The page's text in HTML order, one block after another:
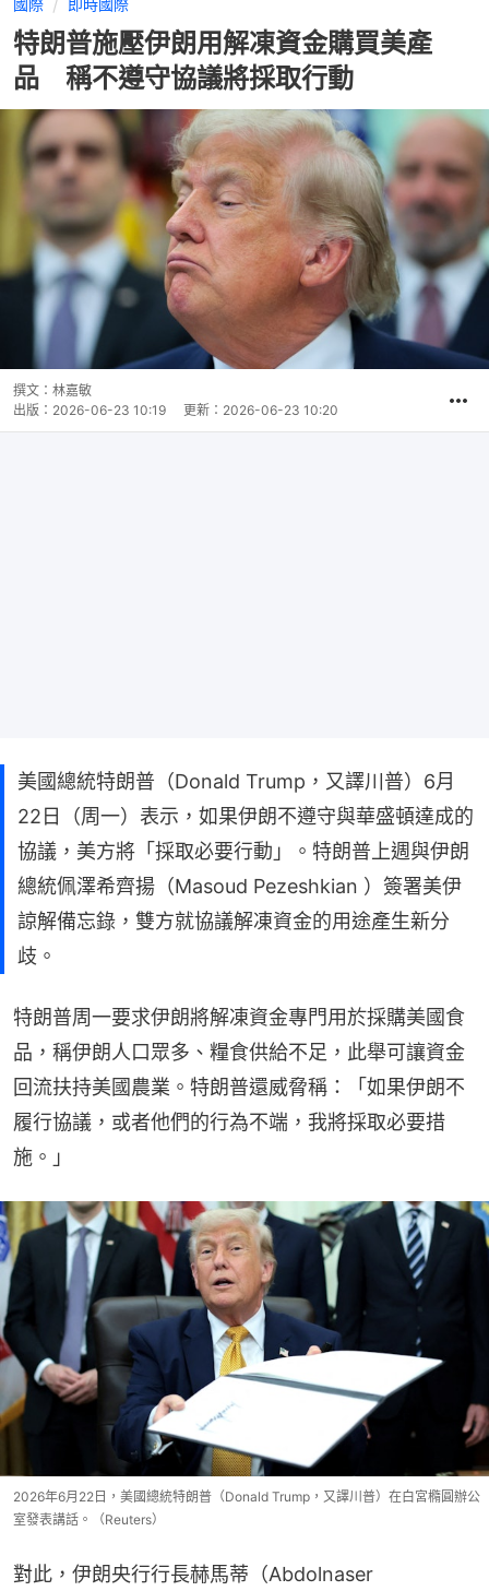
特朗普施壓伊朗用解凍資金購買美產
品 稱不遵守協議將採取行動
撰文： 林嘉敏
出版： 2026-06-23 10:19 更新： 2026-06-23 10:20
美國總統特朗普（Donald Trump，又譯川普）6月
22日（周一）表示，如果伊朗不遵守與華盛頓達成的
協議，美方將「採取必要行動」。特朗普上週與伊朗
總統佩澤希齊揚（Masoud Pezeshkian ）簽署美伊
諒解備忘錄，雙方就協議解凍資金的用途產生新分
歧。
特朗普周一要求伊朗將解凍資金專門用於採購美國食
品，稱伊朗人口眾多、糧食供給不足，此舉可讓資金
回流扶持美國農業。特朗普還威脅稱：「如果伊朗不
履行協議，或者他們的行為不端，我將採取必要措
施。」
2026年6月22日，美國總統特朗普（Donald Trump，又譯川普）在白宮橢圓辦公
室發表講話。（Reuters）
對此，伊朗央行行長赫馬蒂（Abdolnaser